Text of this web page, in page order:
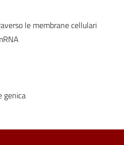
le membrane cellulari
genica